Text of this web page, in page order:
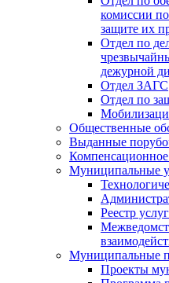
комиссии
защите их
Отдел по
дежурной
Отдел ЗАГС
Отдел по
Общественные
Выданные
Компенсационное
Муниципальные
Реестр услуг
Муниципальные
Проекты